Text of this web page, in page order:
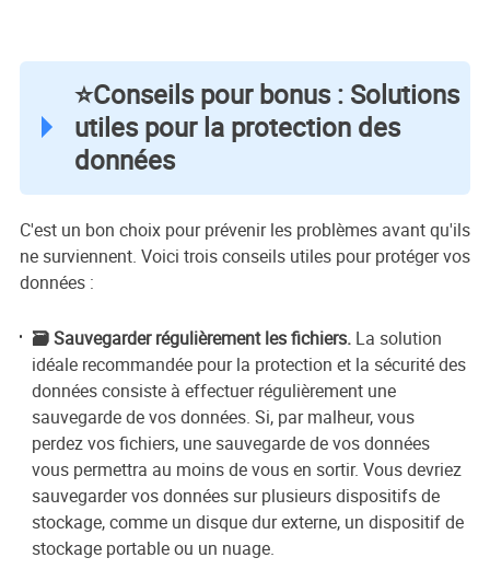
⭐Conseils pour bonus : Solutions
utiles pour la protection des
données
C'est un bon choix pour prévenir les problèmes avant qu'ils
ne surviennent. Voici trois conseils utiles pour protéger vos
données :
🗃️ Sauvegarder régulièrement les fichiers. La solution
idéale recommandée pour la protection et la sécurité des
données consiste à effectuer régulièrement une
sauvegarde de vos données. Si, par malheur, vous
perdez vos fichiers, une sauvegarde de vos données
vous permettra au moins de vous en sortir. Vous devriez
sauvegarder vos données sur plusieurs dispositifs de
stockage, comme un disque dur externe, un dispositif de
stockage portable ou un nuage.